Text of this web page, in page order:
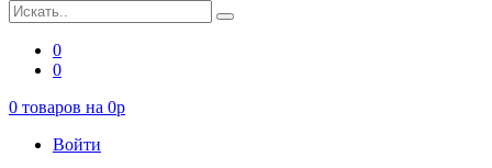
0
0
0 товаров на 0p
Войти